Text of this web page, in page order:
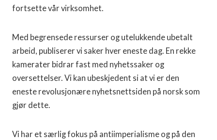
fortsette vår virksomhet.
Med begrensede ressurser og utelukkende ubetalt
arbeid, publiserer vi saker hver eneste dag. En rekke
kamerater bidrar fast med nyhetssaker og
oversettelser. Vi kan ubeskjedent si at vi er den
eneste revolusjonære nyhetsnettsiden på norsk som
gjør dette.
Vi har et særlig fokus på antiimperialisme og på den